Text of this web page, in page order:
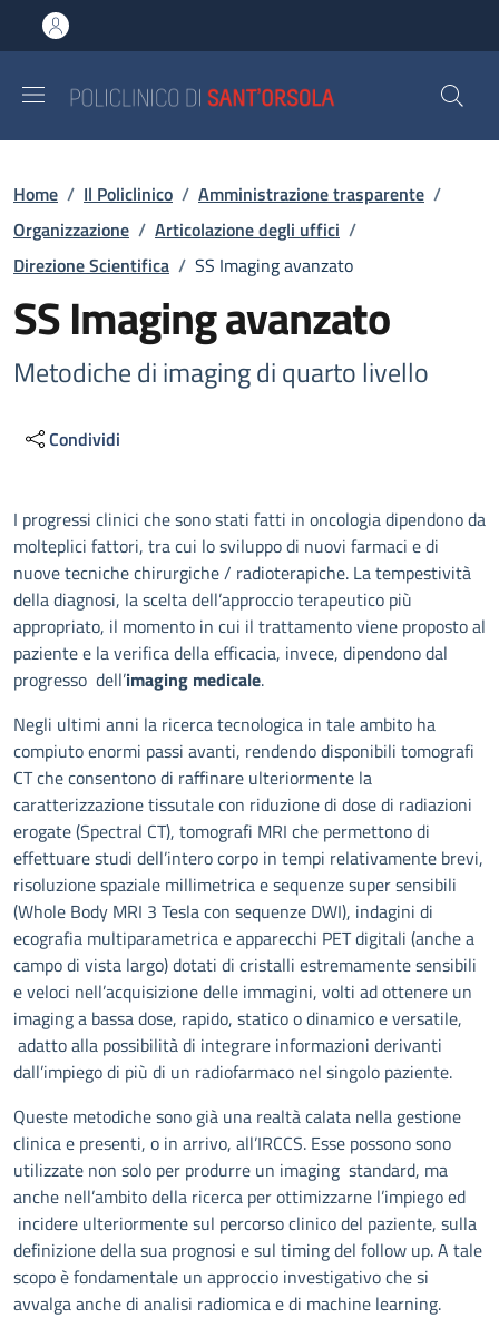
al contenuto principale
to footer content
Briciole di pane
Home / Il Policlinico / Amministrazione trasparente /
Organizzazione / Articolazione degli uffici /
Direzione Scientifica / SS Imaging avanzato
SS Imaging avanzato
Metodiche di imaging di quarto livello
Condividi
Descrizione
I progressi clinici che sono stati fatti in oncologia dipendono da
molteplici fattori, tra cui lo sviluppo di nuovi farmaci e di
nuove tecniche chirurgiche / radioterapiche. La tempestività
della diagnosi, la scelta dell’approccio terapeutico più
appropriato, il momento in cui il trattamento viene proposto al
paziente e la verifica della efficacia, invece, dipendono dal
progresso dell’imaging medicale.
Negli ultimi anni la ricerca tecnologica in tale ambito ha
compiuto enormi passi avanti, rendendo disponibili tomografi
CT che consentono di raffinare ulteriormente la
caratterizzazione tissutale con riduzione di dose di radiazioni
erogate (Spectral CT), tomografi MRI che permettono di
effettuare studi dell’intero corpo in tempi relativamente brevi,
risoluzione spaziale millimetrica e sequenze super sensibili
(Whole Body MRI 3 Tesla con sequenze DWI), indagini di
ecografia multiparametrica e apparecchi PET digitali (anche a
campo di vista largo) dotati di cristalli estremamente sensibili
e veloci nell’acquisizione delle immagini, volti ad ottenere un
imaging a bassa dose, rapido, statico o dinamico e versatile,
adatto alla possibilità di integrare informazioni derivanti
dall’impiego di più di un radiofarmaco nel singolo paziente.
Queste metodiche sono già una realtà calata nella gestione
clinica e presenti, o in arrivo, all’IRCCS. Esse possono sono
utilizzate non solo per produrre un imaging standard, ma
anche nell’ambito della ricerca per ottimizzarne l’impiego ed
incidere ulteriormente sul percorso clinico del paziente, sulla
definizione della sua prognosi e sul timing del follow up. A tale
scopo è fondamentale un approccio investigativo che si
avvalga anche di analisi radiomica e di machine learning.